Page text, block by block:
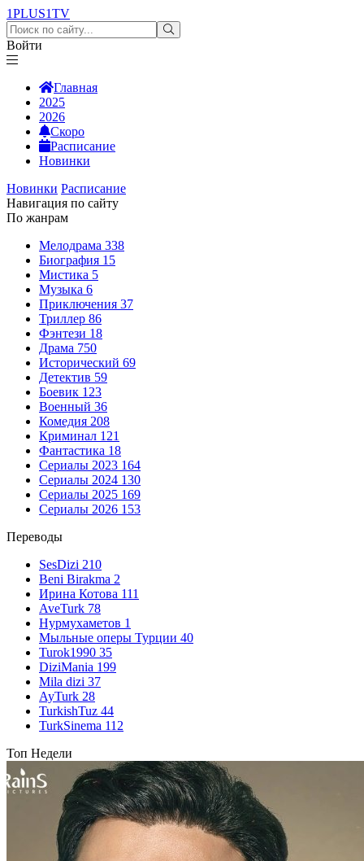
1PLUS1TV
Войти
Главная
2025
2026
Скоро
Расписание
Новинки
Новинки Расписание
Навигация по сайту
По жанрам
Мелодрама 338
Биография 15
Мистика 5
Музыка 6
Приключения 37
Триллер 86
Фэнтези 18
Драма 750
Исторический 69
Детектив 59
Боевик 123
Военный 36
Комедия 208
Криминал 121
Фантастика 18
Сериалы 2023 164
Сериалы 2024 130
Сериалы 2025 169
Сериалы 2026 153
Переводы
SesDizi 210
Beni Birakma 2
Ирина Котова 111
AveTurk 78
Нурмухаметов 1
Мыльные оперы Турции 40
Turok1990 35
DiziMania 199
Mila dizi 37
AyTurk 28
TurkishTuz 44
TurkSinema 112
Топ Недели